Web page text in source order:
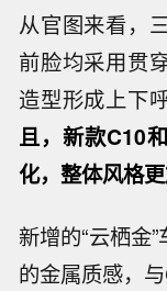
从官图来看，
前脸均采用贯
造型形成上下
且，新款C10
化，整体风格更
新增的“云栖金
的金属质感，